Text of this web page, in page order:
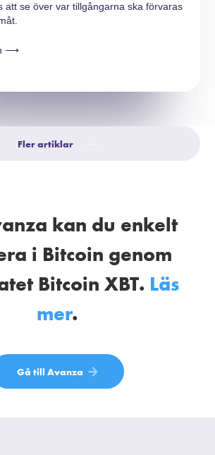
att se över var tillgångarna ska förvaras
⟶
Fler artiklar
kan du enkelt
i Bitcoin genom
Bitcoin XBT. Läs
mer.
Gå till Avanza